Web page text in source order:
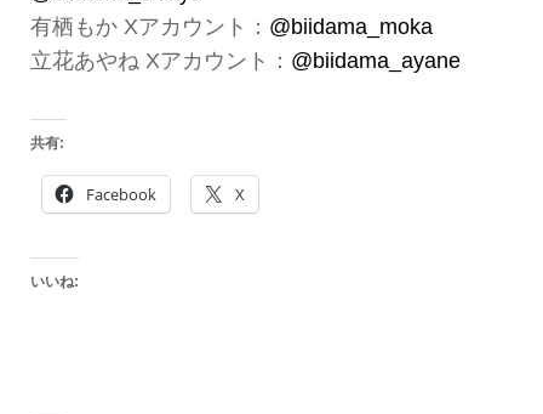
有栖もか Xアカウント： @biidama_moka
立花あやね Xアカウント： @biidama_ayane
共有:
Facebook X
いいね: